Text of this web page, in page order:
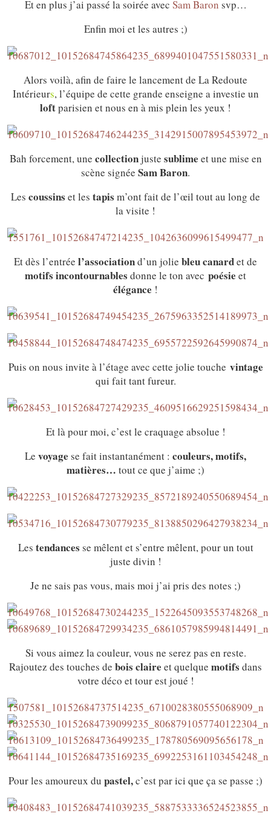
Et en plus j’ai passé la soirée avec Sam Baron svp…
Enfin moi et les autres ;)
Alors voilà, afin de faire le lancement de La Redoute
Intérieurs, l’équipe de cette grande enseigne a investie un
loftparisien et nous en à mis plein les yeux !
Bah forcement, une collectionjuste sublime et une mise en
scène signée Sam Baron.
Les coussins et les tapis m’ont fait de l’œil tout au long de
la visite !
Et dès l’entrée l’associationd’un jolie bleu canardet de
motifs incontournables donne le ton avec poésie et
élégance !
Puis on nous invite à l’étage avec cette jolie touche vintage
qui fait tant fureur.
Et là pour moi, c’est le craquage absolue !
Le voyage se fait instantanément : couleurs, motifs,
matières… tout ce que j’aime ;)
Les tendances se mêlent et s’entre mêlent, pour un tout
juste divin !
Je ne sais pas vous, mais moi j’ai pris des notes ;)
Si vous aimez la couleur, vous ne serez pas en reste.
Rajoutez des touches de bois claire et quelque motifs dans
votre déco et tour est joué !
Pour les amoureux du pastel,c’est par ici que ça se passe ;)